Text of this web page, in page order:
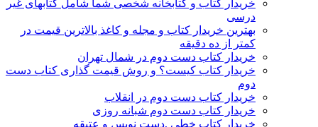
خریدار کتاب و کتابخانه شخصی شما شامل کتابهای غیر
درسی
بهترین خریدار کتاب و مجله و کاغذ بالاترین قیمت در
کمتر از ده دقیقه
خریدار کتاب دست دوم در شمال تهران
خریدار کتاب کیست؟ و روش قیمت گذاری کتاب دست
دوم
خریدار کتاب دست دوم در انقلاب
خریدار کتاب دست دوم شبانه روزی
خریدار کتاب خطی ,دست نویس و عتیقه